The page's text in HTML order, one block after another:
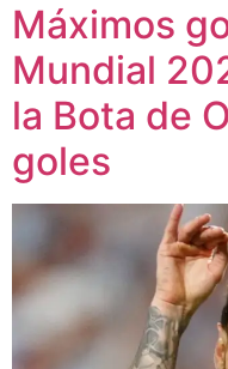
Máximos
Mundial
la Bota de
goles